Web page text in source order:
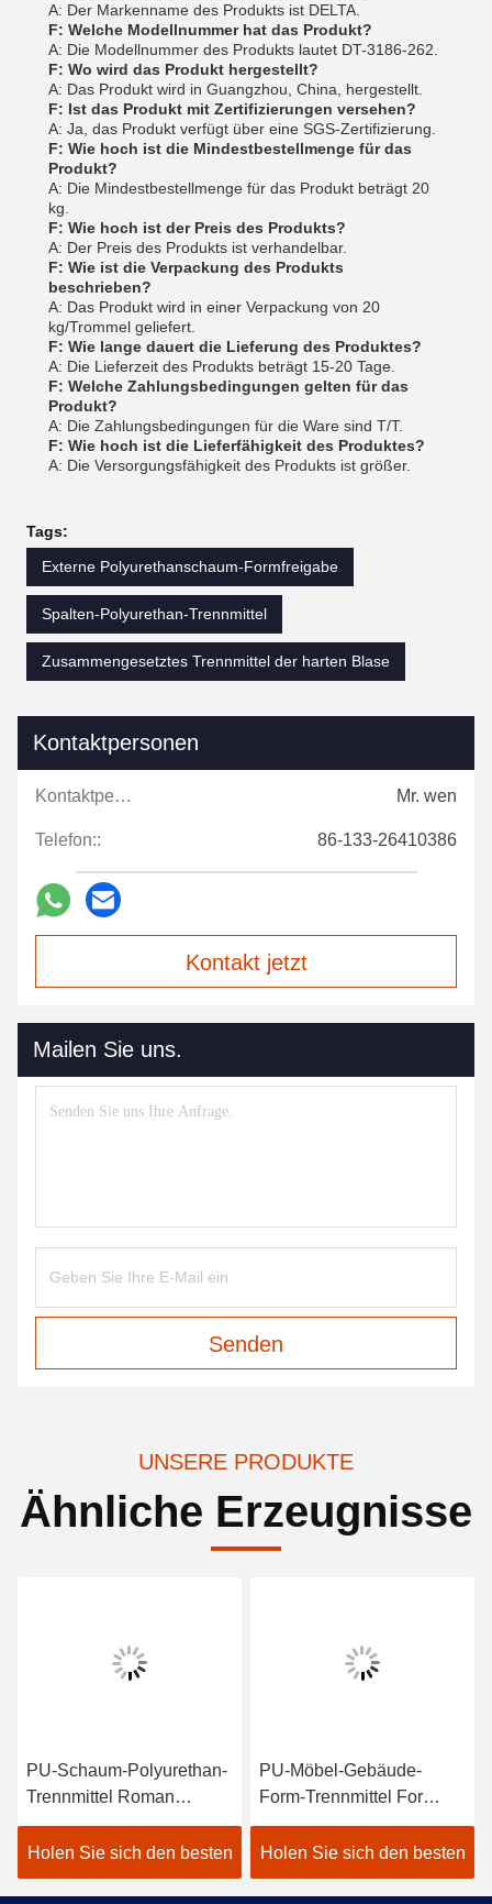
A: Der Markenname des Produkts ist DELTA.
F: Welche Modellnummer hat das Produkt?
A: Die Modellnummer des Produkts lautet DT-3186-262.
F: Wo wird das Produkt hergestellt?
A: Das Produkt wird in Guangzhou, China, hergestellt.
F: Ist das Produkt mit Zertifizierungen versehen?
A: Ja, das Produkt verfügt über eine SGS-Zertifizierung.
F: Wie hoch ist die Mindestbestellmenge für das
Produkt?
A: Die Mindestbestellmenge für das Produkt beträgt 20
kg.
F: Wie hoch ist der Preis des Produkts?
A: Der Preis des Produkts ist verhandelbar.
F: Wie ist die Verpackung des Produkts
beschrieben?
A: Das Produkt wird in einer Verpackung von 20
kg/Trommel geliefert.
F: Wie lange dauert die Lieferung des Produktes?
A: Die Lieferzeit des Produkts beträgt 15-20 Tage.
F: Welche Zahlungsbedingungen gelten für das
Produkt?
A: Die Zahlungsbedingungen für die Ware sind T/T.
F: Wie hoch ist die Lieferfähigkeit des Produktes?
A: Die Versorgungsfähigkeit des Produkts ist größer.
Tags:
Externe Polyurethanschaum-Formfreigabe
Spalten-Polyurethan-Trennmittel
Zusammengesetztes Trennmittel der harten Blase
Kontaktpersonen
Kontaktpersonen: Mr. wen
Telefon:: 86-133-26410386
Kontakt jetzt
Mailen Sie uns.
Senden
UNSERE PRODUKTE
Ähnliche Erzeugnisse
PU-Schaum-Polyurethan-
Trennmittel Roman
Column Release Agent
Holen Sie sich den besten
PU-Möbel-Gebäude-
Form-Trennmittel For
Polyurethane Easy
Demoulding
Holen Sie sich den besten